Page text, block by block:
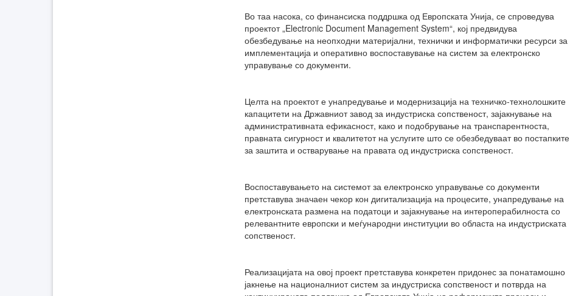
Во таа насока, со финансиска поддршка од Европската Унија, се спроведува
проектот „Electronic Document Management System“, кој предвидува
обезбедување на неопходни материјални, технички и информатички ресурси за
имплементација и оперативно воспоставување на систем за електронско
управување со документи.
Целта на проектот е унапредување и модернизација на техничко-технолошките
капацитети на Државниот завод за индустриска сопственост, зајакнување на
административната ефикасност, како и подобрување на транспарентноста,
правната сигурност и квалитетот на услугите што се обезбедуваат во постапките
за заштита и остварување на правата од индустриска сопственост.
Воспоставувањето на системот за електронско управување со документи
претставува значаен чекор кон дигитализација на процесите, унапредување на
електронската размена на податоци и зајакнување на интероперабилноста со
релевантните европски и меѓународни институции во областа на индустриската
сопственост.
Реализацијата на овој проект претставува конкретен придонес за понатамошно
јакнење на националниот систем за индустриска сопственост и потврда на